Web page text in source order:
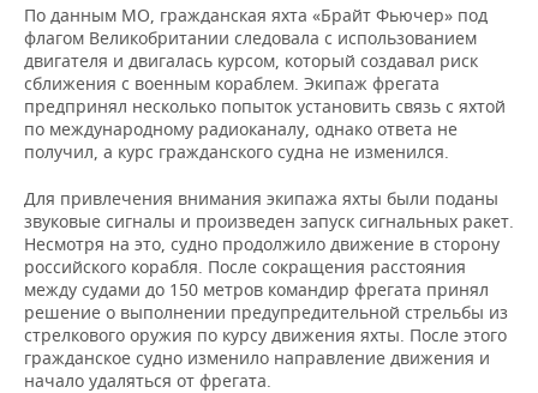
ФИГУРНОЕ КАТАНИЕ
ВОДНЫЕ ВИДЫ СПОРТА
ХОККЕЙ С МЯЧОМ
МЕДИЦИНА
ОБРАЗОВАНИЕ
ПРОИСШЕСТВИЯ
По данным МО, гражданская яхта «Брайт Фьючер» под
флагом Великобритании следовала с использованием
двигателя и двигалась курсом, который создавал риск
сближения с военным кораблем. Экипаж фрегата
предпринял несколько попыток установить связь с яхтой
по международному радиоканалу, однако ответа не
получил, а курс гражданского судна не изменился.
Для привлечения внимания экипажа яхты были поданы
звуковые сигналы и произведен запуск сигнальных ракет.
Несмотря на это, судно продолжило движение в сторону
российского корабля. После сокращения расстояния
между судами до 150 метров командир фрегата принял
решение о выполнении предупредительной стрельбы из
стрелкового оружия по курсу движения яхты. После этого
гражданское судно изменило направление движения и
начало удаляться от фрегата.